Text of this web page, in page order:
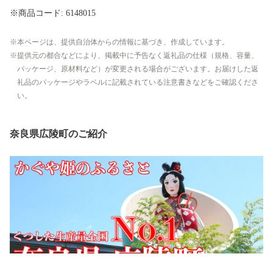
※商品コード: 6148015
本ページは、提供自治体からの情報に基づき、作成しています。
提供元の都合などにより、掲載中に予告なく返礼品の仕様（規格、容量、
パッケージ、原材料など）が変更される場合がございます。お届けした返
礼品のパッケージやラベルに記載されている注意書きなどをご確認くださ
い。
奈良県広陵町のご紹介